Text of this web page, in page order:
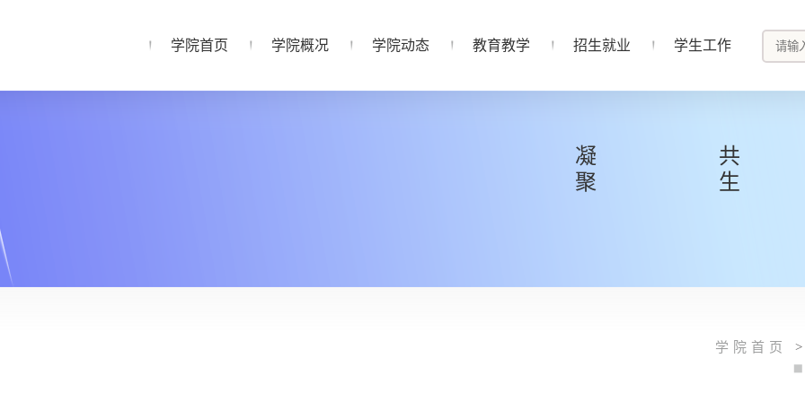
学院首页 学院概况 学院动态 教育教学 招生就业 学生工作
凝聚 共生
学院首页